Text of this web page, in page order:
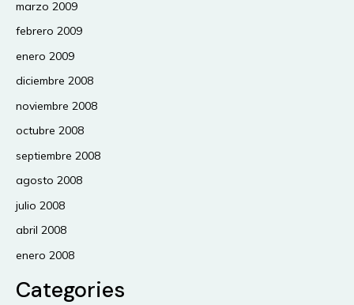
marzo 2009
febrero 2009
enero 2009
diciembre 2008
noviembre 2008
octubre 2008
septiembre 2008
agosto 2008
julio 2008
abril 2008
enero 2008
Categories